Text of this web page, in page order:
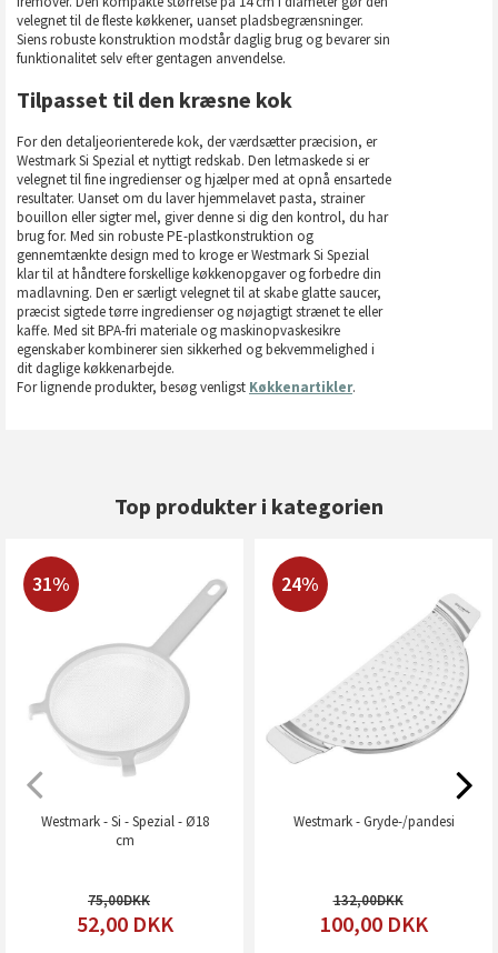
velegnet til de fleste køkkener, uanset pladsbegrænsninger.
Siens robuste konstruktion modstår daglig brug og bevarer sin
funktionalitet selv efter gentagen anvendelse.
Tilpasset til den kræsne kok
For den detaljeorienterede kok, der værdsætter præcision, er
Westmark Si Spezial et nyttigt redskab. Den letmaskede si er
velegnet til fine ingredienser og hjælper med at opnå ensartede
resultater. Uanset om du laver hjemmelavet pasta, strainer
bouillon eller sigter mel, giver denne si dig den kontrol, du har
brug for. Med sin robuste PE-plastkonstruktion og
gennemtænkte design med to kroge er Westmark Si Spezial
klar til at håndtere forskellige køkkenopgaver og forbedre din
madlavning. Den er særligt velegnet til at skabe glatte saucer,
præcist sigtede tørre ingredienser og nøjagtigt strænet te eller
kaffe. Med sit BPA-fri materiale og maskinopvaskesikre
egenskaber kombinerer sien sikkerhed og bekvemmelighed i
dit daglige køkkenarbejde.
For lignende produkter, besøg venligst Køkkenartikler.
Top produkter i kategorien
31%
Westmark - Si - Spezial - Ø18
cm
75,00
52,00 DKK
24%
Westmark - Gryde-/pandesi
132,00
100,00 DKK